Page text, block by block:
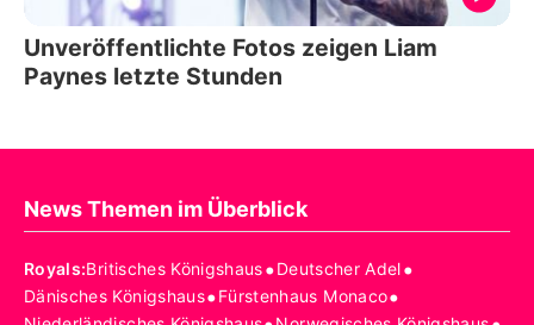
Unveröffentlichte Fotos zeigen Liam
Paynes letzte Stunden
News Themen im Überblick
Royals:Britisches Königshaus•Deutscher Adel•
Dänisches Königshaus•Fürstenhaus Monaco•